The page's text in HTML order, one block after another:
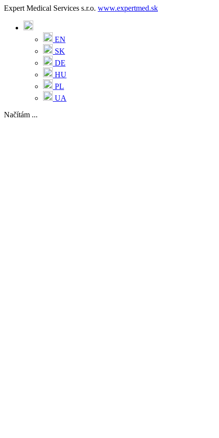
Expert Medical Services s.r.o. www.expertmed.sk
EN
SK
DE
HU
PL
UA
Načítám ...